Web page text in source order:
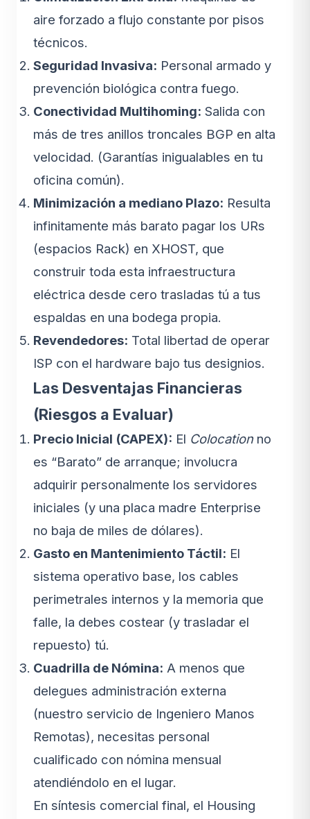
aire forzado a flujo constante por pisos
técnicos.
Seguridad Invasiva: Personal armado y
prevención biológica contra fuego.
Conectividad Multihoming: Salida con
más de tres anillos troncales BGP en alta
velocidad. (Garantías inigualables en tu
oficina común).
Minimización a mediano Plazo: Resulta
infinitamente más barato pagar los URs
(espacios Rack) en XHOST, que
construir toda esta infraestructura
eléctrica desde cero trasladas tú a tus
espaldas en una bodega propia.
Revendedores: Total libertad de operar
ISP con el hardware bajo tus designios.
Las Desventajas Financieras
(Riesgos a Evaluar)
Precio Inicial (CAPEX): El Colocationno
es “Barato” de arranque; involucra
adquirir personalmente los servidores
iniciales (y una placa madre Enterprise
no baja de miles de dólares).
Gasto en Mantenimiento Táctil: El
sistema operativo base, los cables
perimetrales internos y la memoria que
falle, la debes costear (y trasladar el
repuesto) tú.
Cuadrilla de Nómina: A menos que
delegues administración externa
(nuestro servicio de Ingeniero Manos
Remotas), necesitas personal
cualificado con nómina mensual
atendiéndolo en el lugar.
En síntesis comercial final, el Housing